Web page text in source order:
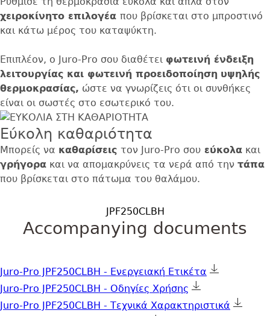
χειροκίνητο επιλογέα που βρίσκεται στο μπροστινό
και κάτω μέρος του καταψύκτη.
Επιπλέον, ο Juro-Pro σου διαθέτει φωτεινή ένδειξη
λειτουργίας και φωτεινή προειδοποίηση υψηλής
θερμοκρασίας, ώστε να γνωρίζεις ότι οι συνθήκες
είναι οι σωστές στο εσωτερικό του.
Εύκολη καθαριότητα
Μπορείς να καθαρίσεις τον Juro-Pro σου εύκολα και
γρήγορα και να απομακρύνεις τα νερά από την τάπα
που βρίσκεται στο πάτωμα του θαλάμου.
JPF250CLBΗ
Accompanying documents
Juro-Pro JPF250CLBH - Ενεργειακή Ετικέτα
Juro-Pro JPF250CLBH - Οδηγίες Χρήσης
Juro-Pro JPF250CLBH - Τεχνικά Χαρακτηριστικά